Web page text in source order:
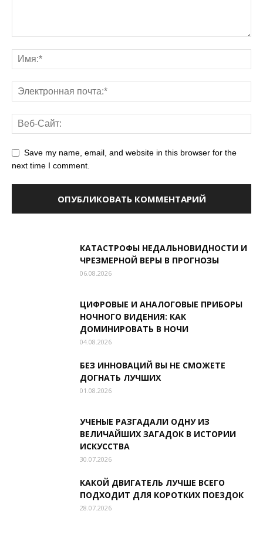
Save my name, email, and website in this browser for the
next time I comment.
КАТАСТРОФЫ НЕДАЛЬНОВИДНОСТИ И
ЧРЕЗМЕРНОЙ ВЕРЫ В ПРОГНОЗЫ
06.08.2026
ЦИФРОВЫЕ И АНАЛОГОВЫЕ ПРИБОРЫ
НОЧНОГО ВИДЕНИЯ: КАК
ДОМИНИРОВАТЬ В НОЧИ
04.08.2026
БЕЗ ИННОВАЦИЙ ВЫ НЕ СМОЖЕТЕ
ДОГНАТЬ ЛУЧШИХ
01.08.2026
УЧЕНЫЕ РАЗГАДАЛИ ОДНУ ИЗ
ВЕЛИЧАЙШИХ ЗАГАДОК В ИСТОРИИ
ИСКУССТВА
30.07.2026
КАКОЙ ДВИГАТЕЛЬ ЛУЧШЕ ВСЕГО
ПОДХОДИТ ДЛЯ КОРОТКИХ ПОЕЗДОК
28.07.2026